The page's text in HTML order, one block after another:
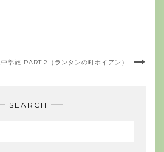
部旅 PART.2（ランタンの町ホイアン）
SEARCH